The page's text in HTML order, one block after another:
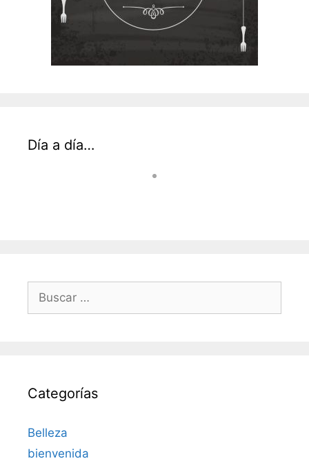
Día a día…
Buscar:
Categorías
Belleza
bienvenida